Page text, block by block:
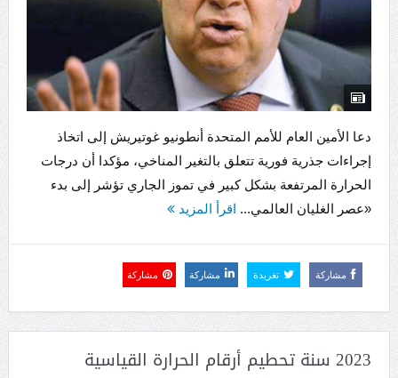
دعا الأمين العام للأمم المتحدة أنطونيو غوتيريش إلى اتخاذ
إجراءات جذرية فورية تتعلق بالتغير المناخي، مؤكدا أن درجات
الحرارة المرتفعة بشكل كبير في تموز الجاري تؤشر إلى بدء
«عصر الغليان العالمي... اقرأ المزيد
مشاركة تغريدة مشاركة مشاركة
2023 سنة تحطيم أرقام الحرارة القياسية